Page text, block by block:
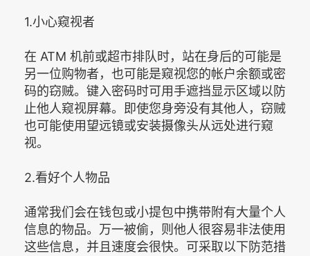
1.小心窥视者
在 ATM 机前或超市排队时，站在身后的可能是
另一位购物者，也可能是窥视您的帐户余额或密
码的窃贼。键入密码时可用手遮挡显示区域以防
止他人窥视屏幕。即使您身旁没有其他人，窃贼
也可能使用望远镜或安装摄像头从远处进行窥
视。
2.看好个人物品
通常我们会在钱包或小提包中携带附有大量个人
信息的物品。万一被偷，则他人很容易非法使用
这些信息，并且速度会很快。可采取以下防范措